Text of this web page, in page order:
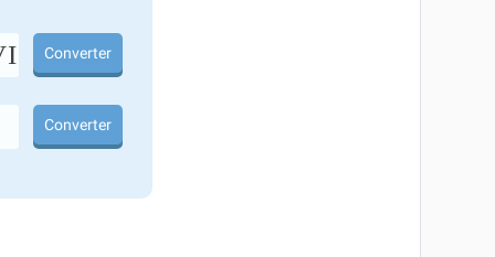
Converter
Converter